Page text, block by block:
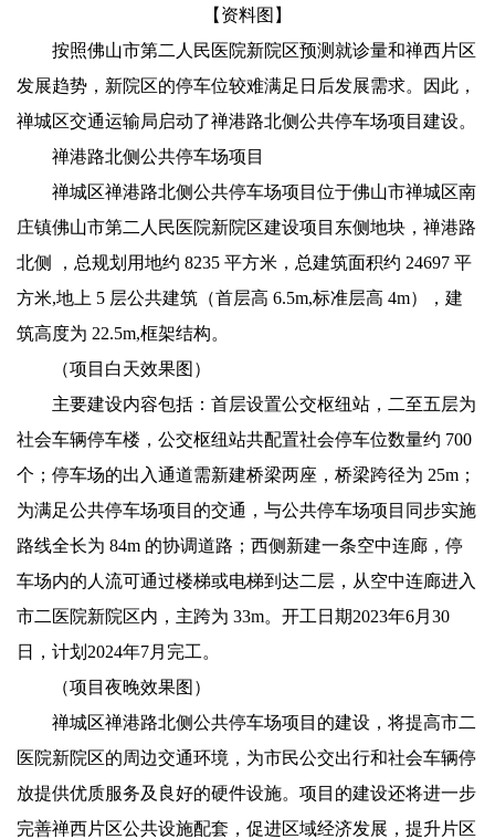
【资料图】
按照佛山市第二人民医院新院区预测就诊量和禅西片区
发展趋势，新院区的停车位较难满足日后发展需求。因此，
禅城区交通运输局启动了禅港路北侧公共停车场项目建设。
禅港路北侧公共停车场项目
禅城区禅港路北侧公共停车场项目位于佛山市禅城区南
庄镇佛山市第二人民医院新院区建设项目东侧地块，禅港路
北侧 ，总规划用地约 8235 平方米，总建筑面积约 24697 平
方米,地上 5 层公共建筑（首层高 6.5m,标准层高 4m），建
筑高度为 22.5m,框架结构。
（项目白天效果图）
主要建设内容包括：首层设置公交枢纽站，二至五层为
社会车辆停车楼，公交枢纽站共配置社会停车位数量约 700
个；停车场的出入通道需新建桥梁两座，桥梁跨径为 25m；
为满足公共停车场项目的交通，与公共停车场项目同步实施
路线全长为 84m 的协调道路；西侧新建一条空中连廊，停
车场内的人流可通过楼梯或电梯到达二层，从空中连廊进入
市二医院新院区内，主跨为 33m。开工日期2023年6月30
日，计划2024年7月完工。
（项目夜晚效果图）
禅城区禅港路北侧公共停车场项目的建设，将提高市二
医院新院区的周边交通环境，为市民公交出行和社会车辆停
放提供优质服务及良好的硬件设施。项目的建设还将进一步
完善禅西片区公共设施配套，促进区域经济发展，提升片区